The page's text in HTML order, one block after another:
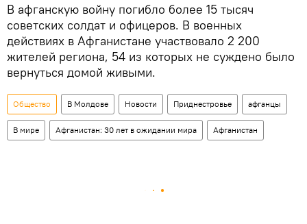
В афганскую войну погибло более 15 тысяч
советских солдат и офицеров. В военных
действиях в Афганистане участвовало 2 200
жителей региона, 54 из которых не суждено было
вернуться домой живыми.
Общество В Молдове Новости Приднестровье афганцы
В мире Афганистан: 30 лет в ожидании мира Афганистан